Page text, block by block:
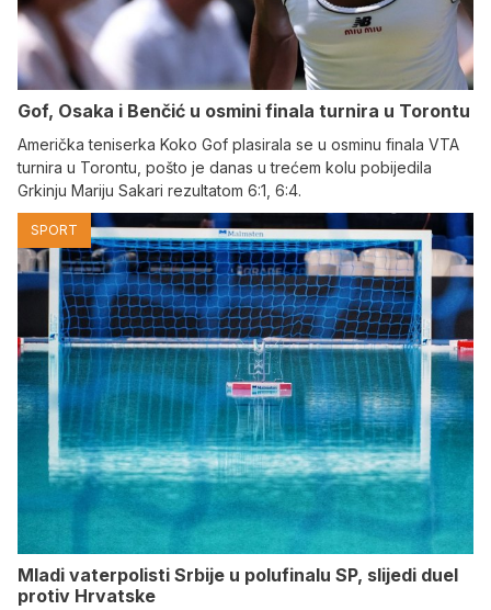
Gof, Osaka i Benčić u osmini finala turnira u Torontu
Američka teniserka Koko Gof plasirala se u osminu finala VTA
turnira u Torontu, pošto je danas u trećem kolu pobijedila
Grkinju Mariju Sakari rezultatom 6:1, 6:4.
SPORT
Mladi vaterpolisti Srbije u polufinalu SP, slijedi duel
protiv Hrvatske